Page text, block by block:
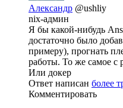
Александр @ushliy
nix-админ
Я бы какой-нибудь
достаточно было
примеру), прогнать
работы. То же самое с
Или докер
Ответ написан более
Комментировать